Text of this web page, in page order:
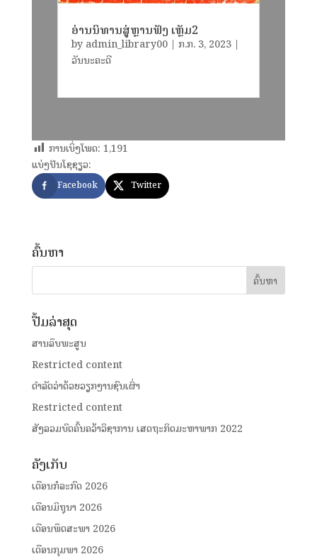
ອ່ານນິທານສູ່ຫຼານຟັງ ເຫຼັມ2
by admin_library00| ​ກ.ກ. 3, 2023|
ວັນນະຄະດີ
ການເບິ່ງໂພດ: 1,191
ແບ່ງປັນໂຊຊຽວ:
Facebook Twitter
ຄົ້ນຫາ
ປື້ມລ່າສຸດ
ສານລຶບພະສູນ
Restricted content
ດໍາລັດວ່າດ້ວຍວຽກງານຊົນເຜົ່າ
Restricted content
ສັງລວມບົດຄົ້ນຄວ້າວິຊາການ ເສດຖະກິດມະຫາພາກ 2022
ຄັງເກັບ
ເດືອນກໍລະກົດ 2026
ເດືອນມິຖຸນາ 2026
ເດືອນພຶດສະພາ 2026
ເດືອນກຸມພາ 2026